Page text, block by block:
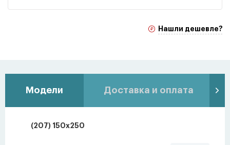
Нашли дешевле?
Модели Доставка и оплата
(207) 150x250